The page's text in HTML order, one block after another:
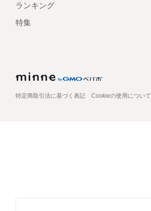
ランキング
特集
特定商取引法に基づく表記 Cookieの使用について